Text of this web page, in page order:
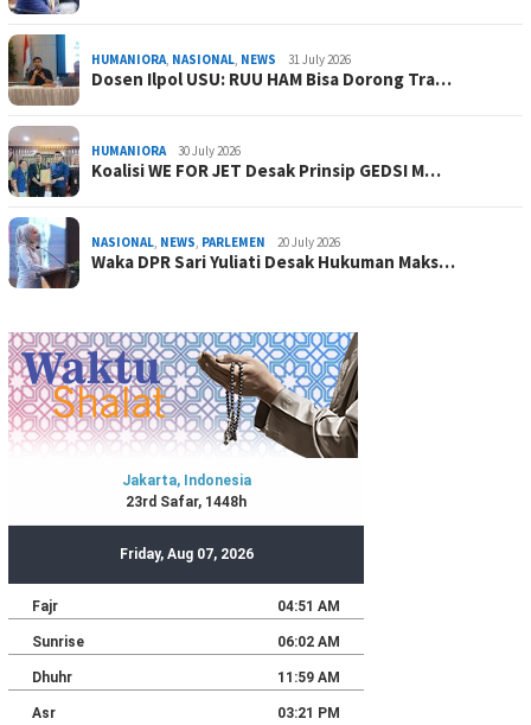
HUMANIORA NASIONAL NEWS 31 July 2026
Dosen Ilpol USU: RUU HAM Bisa Dorong Tra…
HUMANIORA 30 July 2026
Koalisi WE FOR JET Desak Prinsip GEDSI M…
NASIONAL NEWS PARLEMEN 20 July 2026
Waka DPR Sari Yuliati Desak Hukuman Maks…